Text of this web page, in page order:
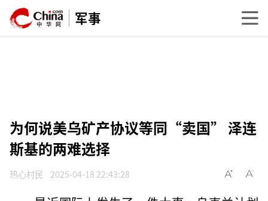
军事
为何说美乌矿产协议等同“卖国” 泽连
斯基的两难选择
热心村民 2025-04-18 22:43:28